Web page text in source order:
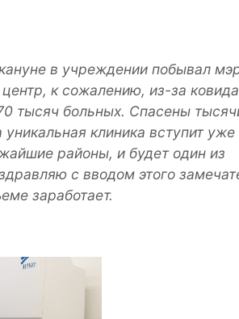
в учреждении побывал
к сожалению, из-за
тысяч больных. Спасены
клиника вступит уже
районы, и будет один из
с вводом этого
заработает.